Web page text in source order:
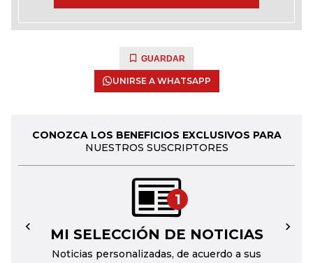
GUARDAR
UNIRSE A WHATSAPP
CONOZCA LOS BENEFICIOS EXCLUSIVOS PARA
NUESTROS SUSCRIPTORES
1
MI SELECCIÓN DE NOTICIAS
Noticias personalizadas, de acuerdo a sus
← →